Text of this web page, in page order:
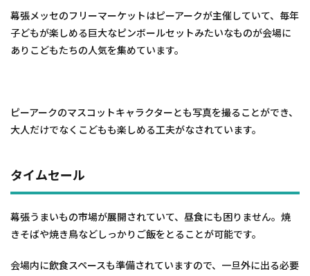
幕張メッセのフリーマーケットはピーアークが主催していて、毎年
子どもが楽しめる巨大なピンボールセットみたいなものが会場に
ありこどもたちの人気を集めています。
ピーアークのマスコットキャラクターとも写真を撮ることができ、
大人だけでなくこどもも楽しめる工夫がなされています。
タイムセール
幕張うまいもの市場が展開されていて、昼食にも困りません。焼
きそばや焼き鳥などしっかりご飯をとることが可能です。
会場内に飲食スペースも準備されていますので、一旦外に出る必要